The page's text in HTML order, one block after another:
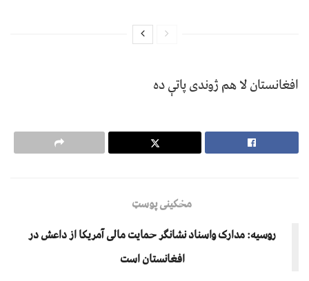
افغانستان لا هم ژوندی پاتې ده
مخکینی پوسټ
روسیه: مدارک واسناد نشانګر حمایت مالی آمریکا از داعش در
افغانستان است